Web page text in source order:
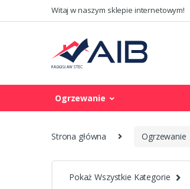
Skip to navigation
Skip to contentWitaj w naszym sklepie internetowym!
Ogrzewanie
Strona główna Ogrzewanie
Pokaż Wszystkie Kategorie